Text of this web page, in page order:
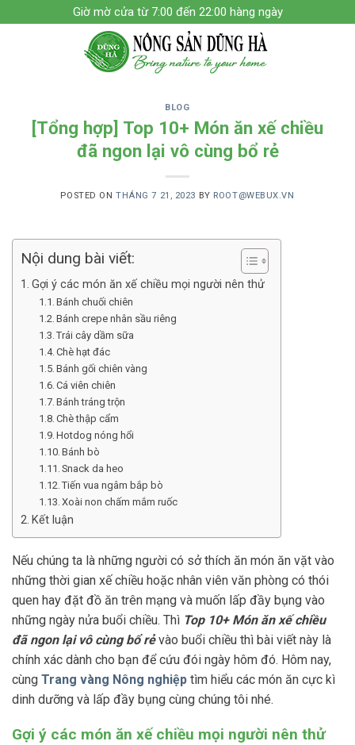
to
Giờ mờ cửa từ 7:00 đến 22:00 hàng ngày
BLOG
[Tổng hợp] Top 10+ Món ăn xế chiều
đã ngon lại vô cùng bổ rẻ
POSTED ONTHÁNG 7 21, 2023 BY ROOT@WEBUX.VN
Nội dung bài viết:
Gợi ý các món ăn xế chiều mọi người nên thử
Bánh chuối chiên
Bánh crepe nhân sầu riêng
Trái cây dầm sữa
Chè hạt đác
Bánh gối chiên vàng
Cá viên chiên
Bánh tráng trộn
Chè thập cẩm
Hotdog nóng hổi
Bánh bò
Snack da heo
Tiến vua ngâm bắp bò
Xoài non chấm mắm ruốc
Kết luận
Nếu chúng ta là những người có sở thích ăn món ăn vặt vào
những thời gian xế chiều hoặc nhân viên văn phòng có thói
quen hay đặt đồ ăn trên mạng và muốn lấp đầy bụng vào
những ngày nửa buổi chiều. Thì Top 10+ Món ăn xế chiều
đã ngon lại vô cùng bổ rẻvào buổi chiều thì bài viết này là
chính xác dành cho bạn để cứu đói ngày hôm đó. Hôm nay,
cùng Trang vàng Nông nghiệp tìm hiểu các món ăn cực kì
dinh dưỡng và lấp đầy bụng cùng chúng tôi nhé.
Gợi ý các món ăn xế chiều mọi người nên thử